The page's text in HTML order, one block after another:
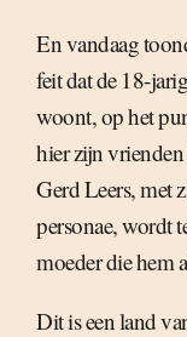
En vandaag
feit dat de 18-
woont, op het
hier zijn
Gerd Leers, met
personae, wordt
moeder die hem
Dit is een land